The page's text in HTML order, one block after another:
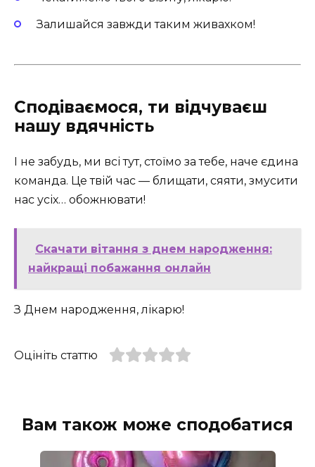
Залишайся завжди таким живахком!
Сподіваємося, ти відчуваєш
нашу вдячність
І не забудь, ми всі тут, стоїмо за тебе, наче єдина
команда. Це твій час — блищати, сяяти, змусити
нас усіх… обожнювати!
Скачати вітання з днем народження:
найкращі побажання онлайн
З Днем народження, лікарю!
Оцініть статтю
Вам також може сподобатися